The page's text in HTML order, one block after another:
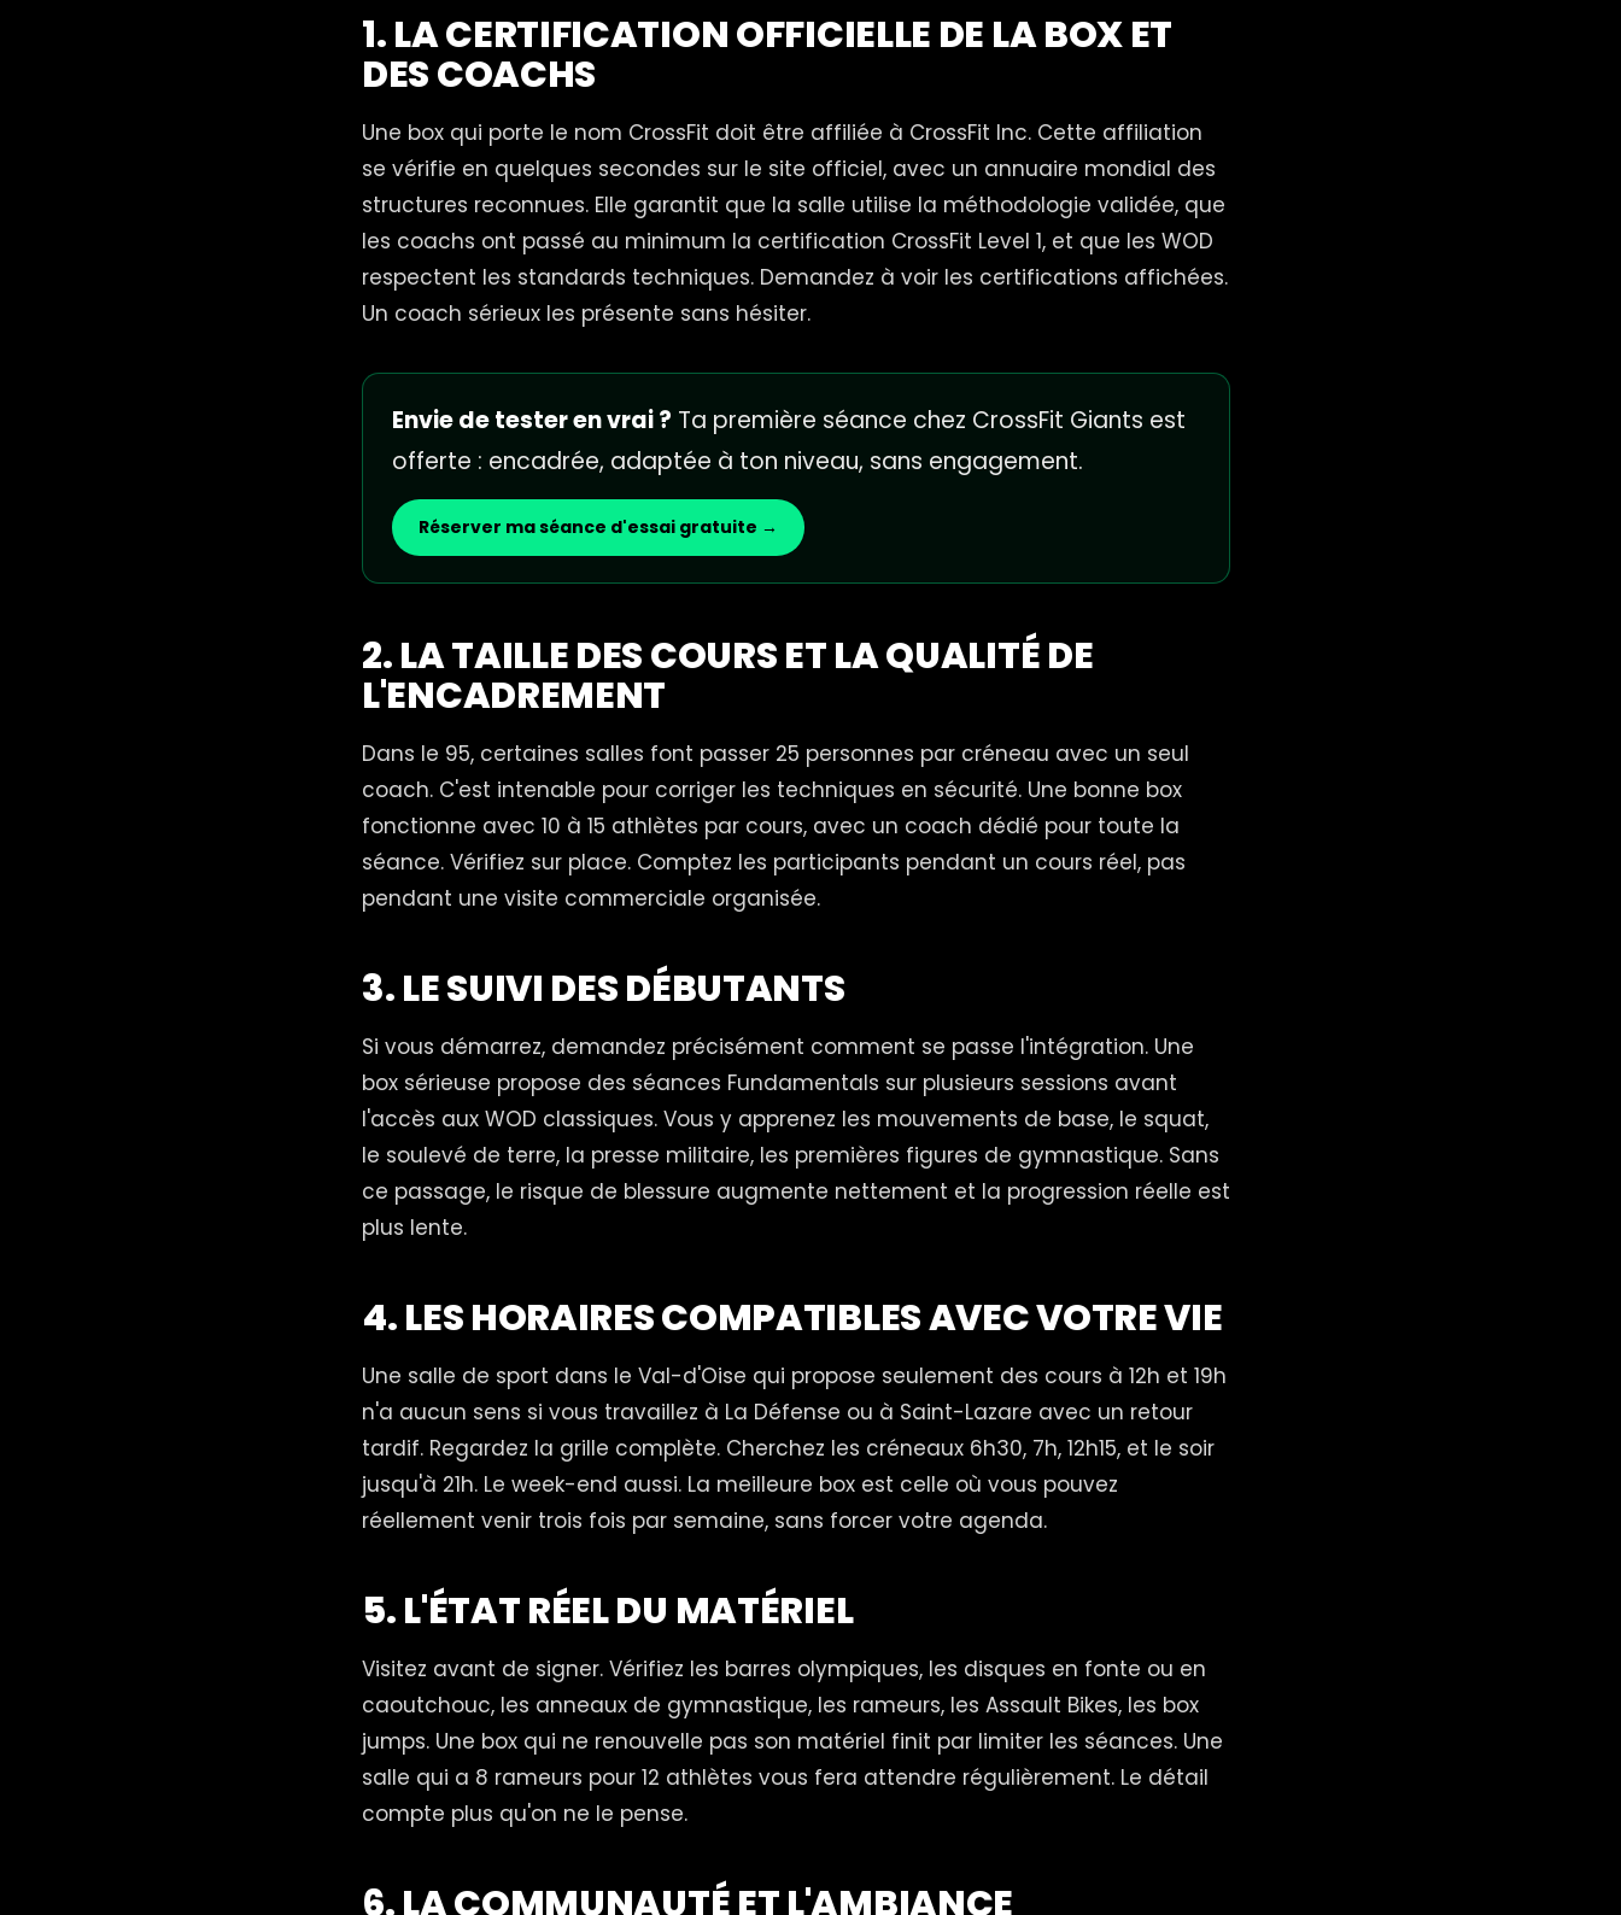
1. LA CERTIFICATION OFFICIELLE DE LA BOX ET
DES COACHS
Une box qui porte le nom CrossFit doit être affiliée à CrossFit Inc. Cette affiliation
se vérifie en quelques secondes sur le site officiel, avec un annuaire mondial des
structures reconnues. Elle garantit que la salle utilise la méthodologie validée, que
les coachs ont passé au minimum la certification CrossFit Level 1, et que les WOD
respectent les standards techniques. Demandez à voir les certifications affichées.
Un coach sérieux les présente sans hésiter.
Envie de tester en vrai ? Ta première séance chez CrossFit Giants est
offerte : encadrée, adaptée à ton niveau, sans engagement.
Réserver ma séance d'essai gratuite →
2. LA TAILLE DES COURS ET LA QUALITÉ DE
L'ENCADREMENT
Dans le 95, certaines salles font passer 25 personnes par créneau avec un seul
coach. C'est intenable pour corriger les techniques en sécurité. Une bonne box
fonctionne avec 10 à 15 athlètes par cours, avec un coach dédié pour toute la
séance. Vérifiez sur place. Comptez les participants pendant un cours réel, pas
pendant une visite commerciale organisée.
3. LE SUIVI DES DÉBUTANTS
Si vous démarrez, demandez précisément comment se passe l'intégration. Une
box sérieuse propose des séances Fundamentals sur plusieurs sessions avant
l'accès aux WOD classiques. Vous y apprenez les mouvements de base, le squat,
le soulevé de terre, la presse militaire, les premières figures de gymnastique. Sans
ce passage, le risque de blessure augmente nettement et la progression réelle est
plus lente.
4. LES HORAIRES COMPATIBLES AVEC VOTRE VIE
Une salle de sport dans le Val-d'Oise qui propose seulement des cours à 12h et 19h
n'a aucun sens si vous travaillez à La Défense ou à Saint-Lazare avec un retour
tardif. Regardez la grille complète. Cherchez les créneaux 6h30, 7h, 12h15, et le soir
jusqu'à 21h. Le week-end aussi. La meilleure box est celle où vous pouvez
réellement venir trois fois par semaine, sans forcer votre agenda.
5. L'ÉTAT RÉEL DU MATÉRIEL
Visitez avant de signer. Vérifiez les barres olympiques, les disques en fonte ou en
caoutchouc, les anneaux de gymnastique, les rameurs, les Assault Bikes, les box
jumps. Une box qui ne renouvelle pas son matériel finit par limiter les séances. Une
salle qui a 8 rameurs pour 12 athlètes vous fera attendre régulièrement. Le détail
compte plus qu'on ne le pense.
6. LA COMMUNAUTÉ ET L'AMBIANCE